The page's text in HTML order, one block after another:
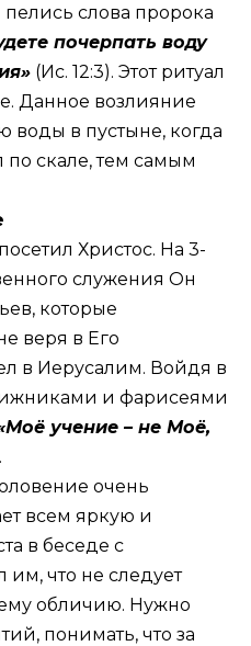
слова пророка
почерпать воду
(Ис. 12:3). Этот ритуал
Данное возлияние
воды в пустыне, когда
скале, тем самым
Христос. На 3-
служения Он
которые
веря в Его
в Иерусалим. Войдя в
и фарисеями
учение – не Моё,
.
очень
всем яркую и
в беседе с
что не следует
обличию. Нужно
понимать, что за